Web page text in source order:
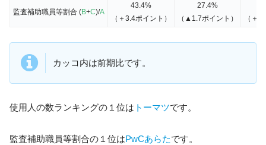
監査補助職員等割合 (B+C)/A
43.4%
（＋3.4ポイント）
27.4%
（▲1.7ポイント）
（＋
カッコ内は前期比です。
使用人の数ランキングの１位は トーマツです。
監査補助職員等割合の１位はPwCあらたです。